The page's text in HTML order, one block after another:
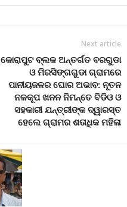
Next article
କୋରାପୁଟ ବ୍ଲକ ଅନ୍ତର୍ଗତ ବରଗୁଡା
ଓ ମିରସିଙ୍ଗଗୁଡା ଗ୍ରାମରେ
ପାନୀୟଜଳର ଘୋର ଅଭାବ: ନୂତନ
ନଳକୂପ ଖନନ ନିମନ୍ତେ ବିଡିଓ ଓ
ସହକାରୀ ଯନ୍ତ୍ରୀଙ୍କ ଦ୍ୱାରସ୍ତ
ହେଲେ ଗ୍ରାମର ଶତାଧିକ ମହିଳା